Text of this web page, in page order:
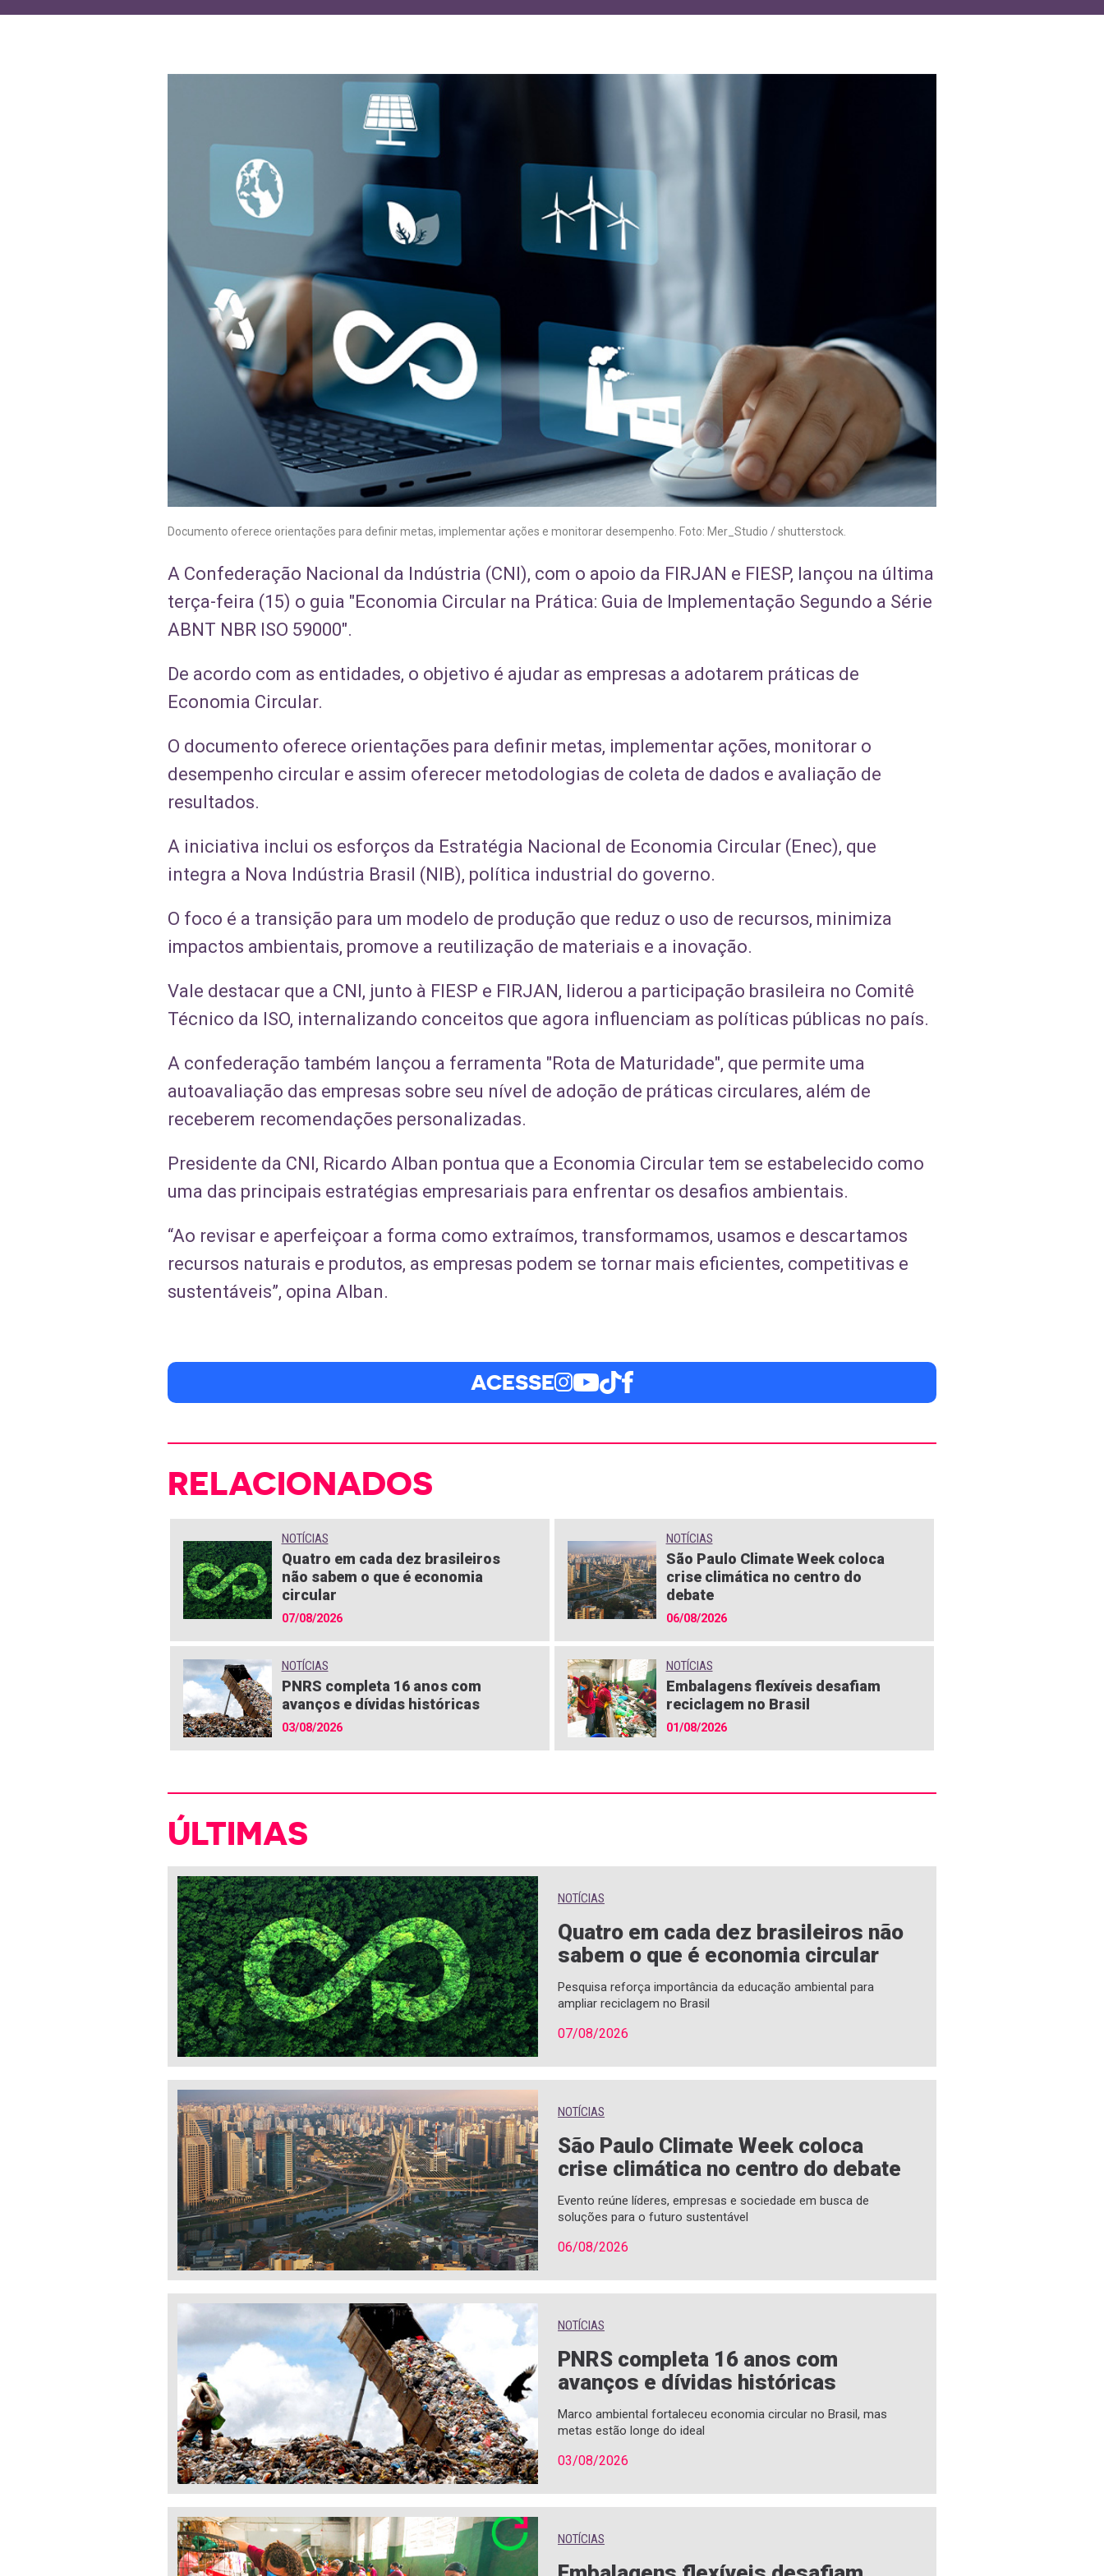
Documento oferece orientações para definir metas, implementar ações e monitorar desempenho. Foto: Mer_Studio / shutterstock.
A Confederação Nacional da Indústria (CNI), com o apoio da FIRJAN e FIESP, lançou na última
terça-feira (15) o guia "Economia Circular na Prática: Guia de Implementação Segundo a Série
ABNT NBR ISO 59000".
De acordo com as entidades, o objetivo é ajudar as empresas a adotarem práticas de
Economia Circular.
O documento oferece orientações para definir metas, implementar ações, monitorar o
desempenho circular e assim oferecer metodologias de coleta de dados e avaliação de
resultados.
A iniciativa inclui os esforços da Estratégia Nacional de Economia Circular (Enec), que
integra a Nova Indústria Brasil (NIB), política industrial do governo.
O foco é a transição para um modelo de produção que reduz o uso de recursos, minimiza
impactos ambientais, promove a reutilização de materiais e a inovação.
Vale destacar que a CNI, junto à FIESP e FIRJAN, liderou a participação brasileira no Comitê
Técnico da ISO, internalizando conceitos que agora influenciam as políticas públicas no país.
A confederação também lançou a ferramenta "Rota de Maturidade", que permite uma
autoavaliação das empresas sobre seu nível de adoção de práticas circulares, além de
receberem recomendações personalizadas.
Presidente da CNI, Ricardo Alban pontua que a Economia Circular tem se estabelecido como
uma das principais estratégias empresariais para enfrentar os desafios ambientais.
“Ao revisar e aperfeiçoar a forma como extraímos, transformamos, usamos e descartamos
recursos naturais e produtos, as empresas podem se tornar mais eficientes, competitivas e
sustentáveis”, opina Alban.
ACESSE
RELACIONADOS
NOTÍCIAS
Quatro em cada dez brasileiros
não sabem o que é economia
circular
07/08/2026
NOTÍCIAS
São Paulo Climate Week coloca
crise climática no centro do
debate
06/08/2026
NOTÍCIAS
PNRS completa 16 anos com
avanços e dívidas históricas
03/08/2026
NOTÍCIAS
Embalagens flexíveis desafiam
reciclagem no Brasil
01/08/2026
ÚLTIMAS
NOTÍCIAS
Quatro em cada dez brasileiros não
sabem o que é economia circular
Pesquisa reforça importância da educação ambiental para
ampliar reciclagem no Brasil
07/08/2026
NOTÍCIAS
São Paulo Climate Week coloca
crise climática no centro do debate
Evento reúne líderes, empresas e sociedade em busca de
soluções para o futuro sustentável
06/08/2026
NOTÍCIAS
PNRS completa 16 anos com
avanços e dívidas históricas
Marco ambiental fortaleceu economia circular no Brasil, mas
metas estão longe do ideal
03/08/2026
NOTÍCIAS